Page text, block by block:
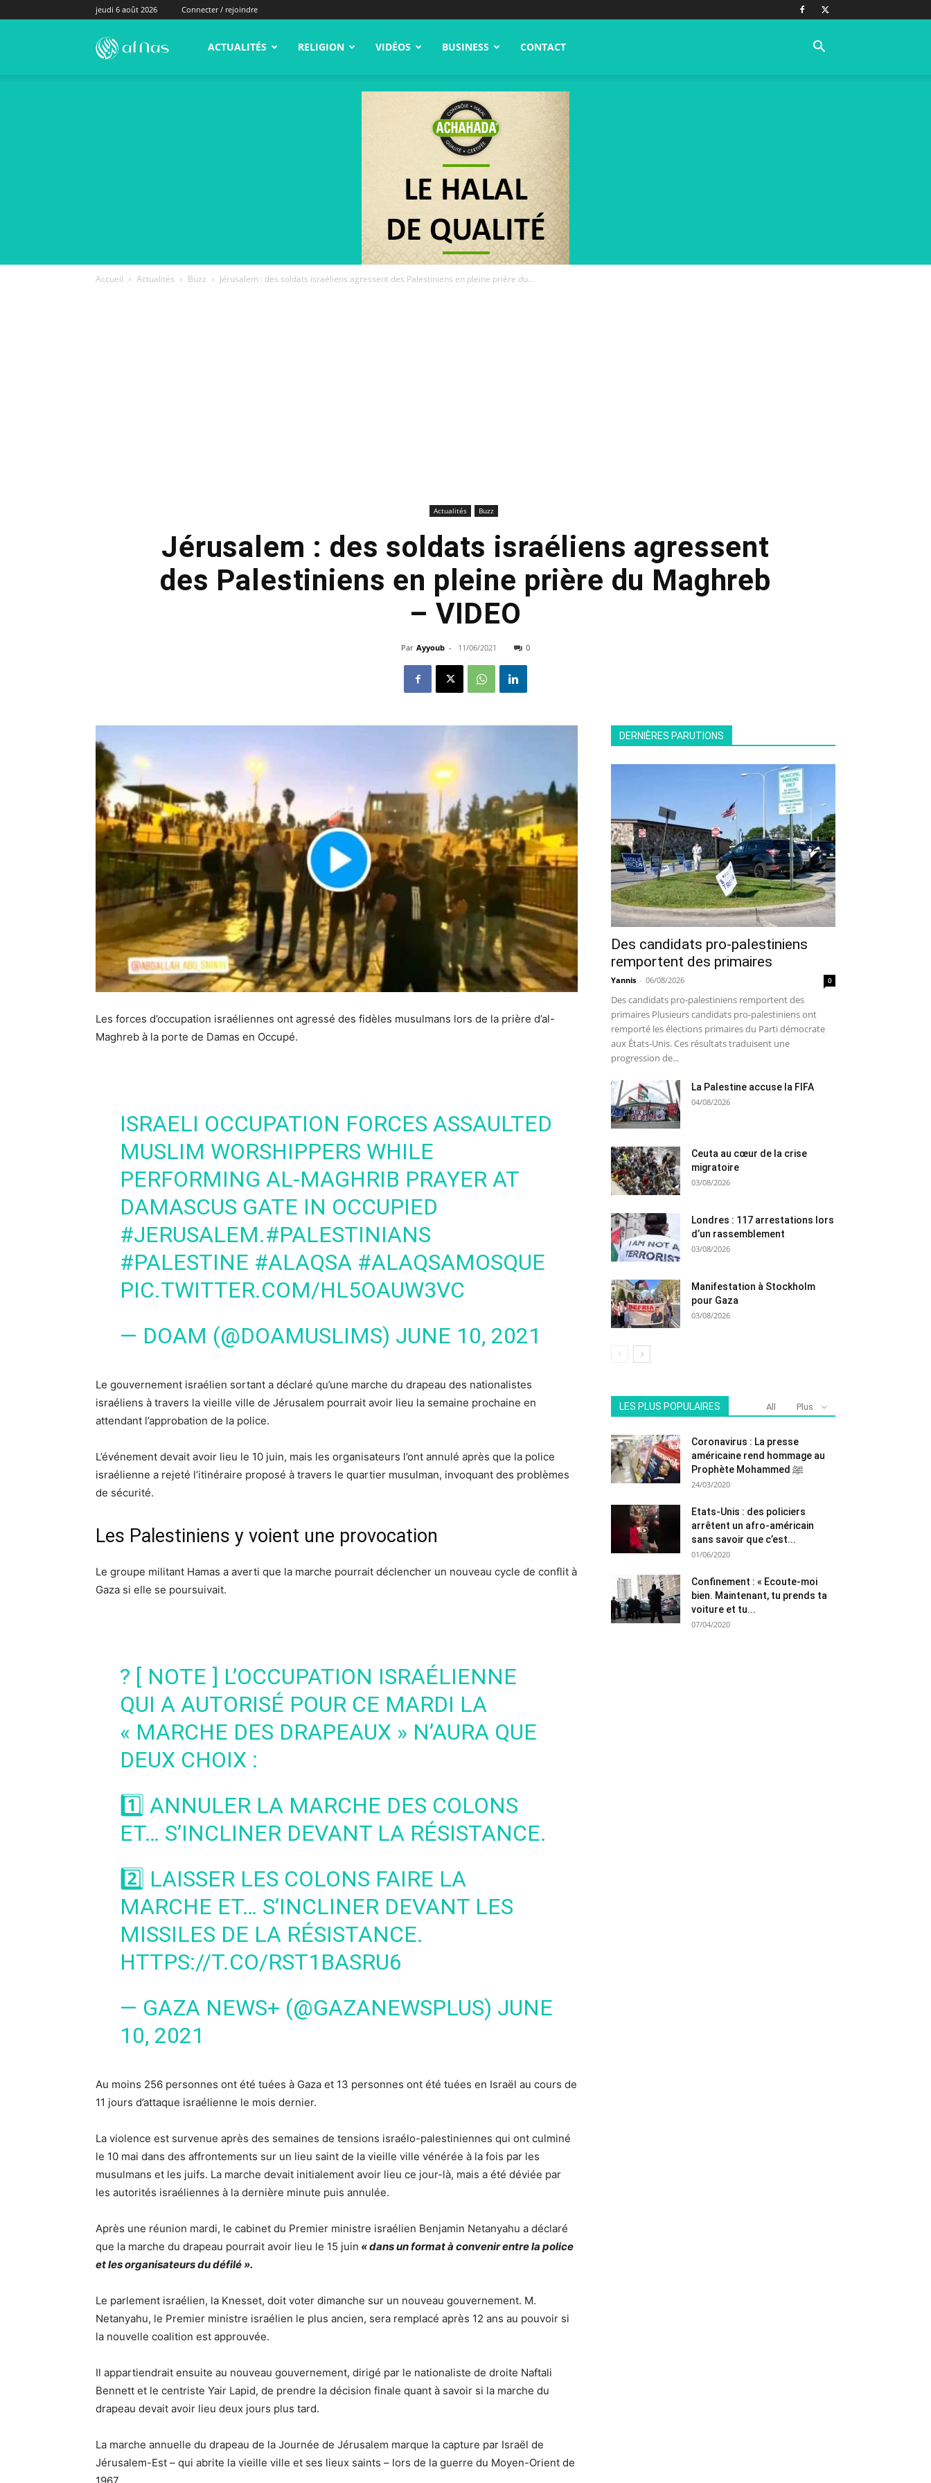
jeudi 6 août 2026 Connecter / rejoindre
alNas.fr ACTUALITÉS RELIGION VIDÉOS BUSINESS CONTACT
Accueil Actualités Buzz Jérusalem : des soldats israéliens agressent des Palestiniens en pleine prière du...
Actualités Buzz
Jérusalem : des soldats israéliens agressent
des Palestiniens en pleine prière du Maghreb
– VIDEO
Par Ayyoub - 11/06/2021 0
Les forces d’occupation israéliennes ont agressé des fidèles musulmans lors de la prière d’al-
Maghreb à la porte de Damas en Occupé.
ISRAELI OCCUPATION FORCES ASSAULTED
MUSLIM WORSHIPPERS WHILE
PERFORMING AL-MAGHRIB PRAYER AT
DAMASCUS GATE IN OCCUPIED
#JERUSALEM.#PALESTINIANS
#PALESTINE #ALAQSA #ALAQSAMOSQUE
PIC.TWITTER.COM/HL5OAUW3VC
— DOAM (@DOAMUSLIMS) JUNE 10, 2021
Le gouvernement israélien sortant a déclaré qu’une marche du drapeau des nationalistes
israéliens à travers la vieille ville de Jérusalem pourrait avoir lieu la semaine prochaine en
attendant l’approbation de la police.
L’événement devait avoir lieu le 10 juin, mais les organisateurs l’ont annulé après que la police
israélienne a rejeté l’itinéraire proposé à travers le quartier musulman, invoquant des problèmes
de sécurité.
Les Palestiniens y voient une provocation
Le groupe militant Hamas a averti que la marche pourrait déclencher un nouveau cycle de conflit à
Gaza si elle se poursuivait.
? [ NOTE ] L’OCCUPATION ISRAÉLIENNE
QUI A AUTORISÉ POUR CE MARDI LA
« MARCHE DES DRAPEAUX » N’AURA QUE
DEUX CHOIX :
1️⃣ ANNULER LA MARCHE DES COLONS
ET… S’INCLINER DEVANT LA RÉSISTANCE.
2️⃣ LAISSER LES COLONS FAIRE LA
MARCHE ET… S’INCLINER DEVANT LES
MISSILES DE LA RÉSISTANCE.
HTTPS://T.CO/RST1BASRU6
— GAZA NEWS+ (@GAZANEWSPLUS) JUNE
10, 2021
Au moins 256 personnes ont été tuées à Gaza et 13 personnes ont été tuées en Israël au cours de
11 jours d’attaque israélienne le mois dernier.
La violence est survenue après des semaines de tensions israélo-palestiniennes qui ont culminé
le 10 mai dans des affrontements sur un lieu saint de la vieille ville vénérée à la fois par les
musulmans et les juifs. La marche devait initialement avoir lieu ce jour-là, mais a été déviée par
les autorités israéliennes à la dernière minute puis annulée.
Après une réunion mardi, le cabinet du Premier ministre israélien Benjamin Netanyahu a déclaré
que la marche du drapeau pourrait avoir lieu le 15 juin « dans un format à convenir entre la police
et les organisateurs du défilé ».
Le parlement israélien, la Knesset, doit voter dimanche sur un nouveau gouvernement. M.
Netanyahu, le Premier ministre israélien le plus ancien, sera remplacé après 12 ans au pouvoir si
la nouvelle coalition est approuvée.
Il appartiendrait ensuite au nouveau gouvernement, dirigé par le nationaliste de droite Naftali
Bennett et le centriste Yair Lapid, de prendre la décision finale quant à savoir si la marche du
drapeau devait avoir lieu deux jours plus tard.
La marche annuelle du drapeau de la Journée de Jérusalem marque la capture par Israël de
Jérusalem-Est – qui abrite la vieille ville et ses lieux saints – lors de la guerre du Moyen-Orient de
DERNIÈRES PARUTIONS
Des candidats pro-palestiniens
remportent des primaires
Yannis - 06/08/2026 0
Des candidats pro-palestiniens remportent des
primaires Plusieurs candidats pro-palestiniens ont
remporté les élections primaires du Parti démocrate
aux États-Unis. Ces résultats traduisent une
progression de...
La Palestine accuse la FIFA
04/08/2026
Ceuta au cœur de la crise
migratoire
03/08/2026
Londres : 117 arrestations lors
d’un rassemblement
03/08/2026
Manifestation à Stockholm
pour Gaza
03/08/2026
LES PLUS POPULAIRES All Plus
Coronavirus : La presse
américaine rend hommage au
Prophète Mohammed ﷺ
24/03/2020
Etats-Unis : des policiers
arrêtent un afro-américain
sans savoir que c’est...
01/06/2020
Confinement : « Ecoute-moi
bien. Maintenant, tu prends ta
voiture et tu...
07/04/2020